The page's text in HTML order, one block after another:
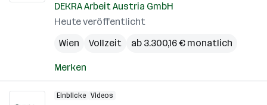
DEKRA Arbeit Austria GmbH
Heute veröffentlicht
Wien
Vollzeit ab 3.300,16 € monatlich
Merken
Einblicke Videos